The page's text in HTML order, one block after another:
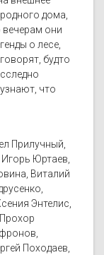
дома,
они
о лесе,
будто
что
Прилучный,
Юртаев,
Виталий
Энтелис,
Походаев,